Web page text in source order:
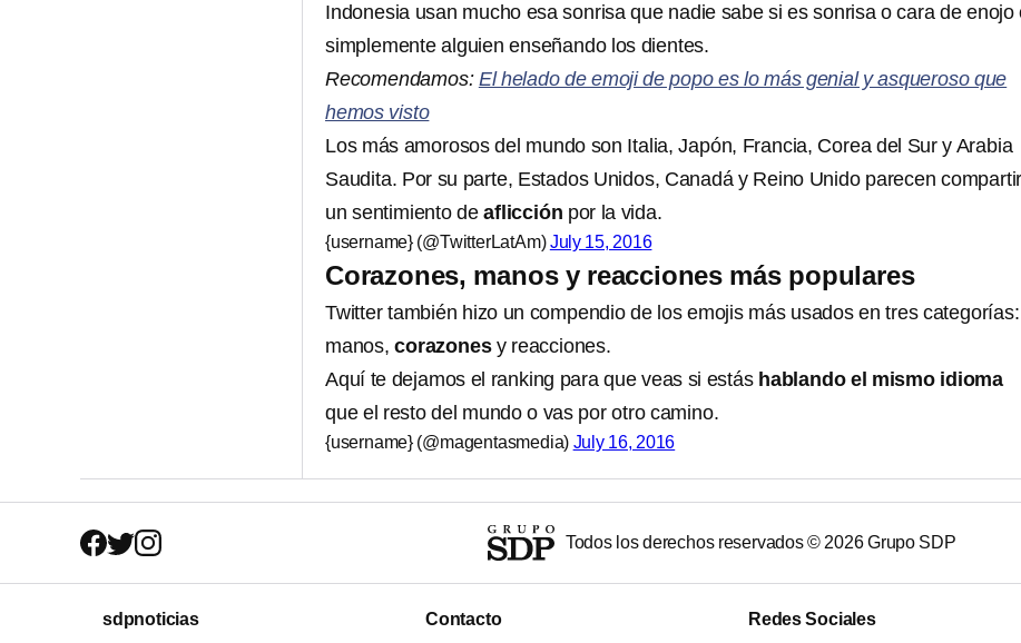
Indonesia usan mucho esa sonrisa que nadie sabe si es sonrisa o cara de enojo
simplemente alguien enseñando los dientes.
Recomendamos: El helado de emoji de popo es lo más genial y asqueroso que
hemos visto
Los más amorosos del mundo son Italia, Japón, Francia, Corea del Sur y Arabia
Saudita. Por su parte, Estados Unidos, Canadá y Reino Unido parecen compartir
un sentimiento deaflicción por la vida.
{username} (@TwitterLatAm)July 15, 2016
Corazones, manos y reacciones más populares
Twitter también hizo un compendio de los emojis más usados en tres categorías:
manos,corazonesy reacciones.
Aquí te dejamos el ranking para que veas si estás hablando el mismo idioma
que el resto del mundo o vas por otro camino.
{username} (@magentasmedia) July 16, 2016
Todos los derechos reservados © 2026Grupo SDP
sdpnoticias Contacto Redes Sociales